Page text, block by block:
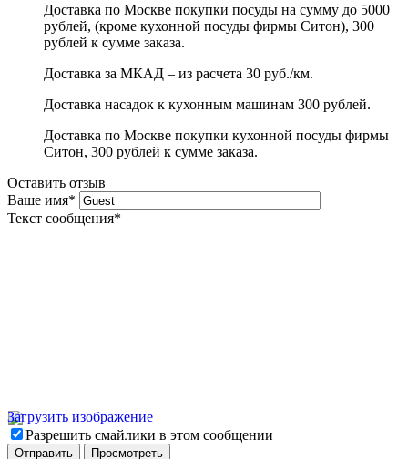
Доставка по Москве покупки посуды на сумму до 5000
рублей, (кроме кухонной посуды фирмы Ситон), 300
рублей к сумме заказа.
Доставка за МКАД – из расчета 30 руб./км.
Доставка насадок к кухонным машинам 300 рублей.
Доставка по Москве покупки кухонной посуды фирмы
Ситон, 300 рублей к сумме заказа.
Оставить отзыв
Ваше имя*
Текст сообщения*
Загрузить изображение
Разрешить смайлики в этом сообщении